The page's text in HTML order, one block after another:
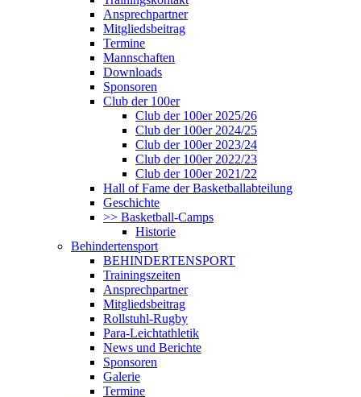
Ansprechpartner
Mitgliedsbeitrag
Termine
Mannschaften
Downloads
Sponsoren
Club der 100er
Club der 100er 2025/26
Club der 100er 2024/25
Club der 100er 2023/24
Club der 100er 2022/23
Club der 100er 2021/22
Hall of Fame der Basketballabteilung
Geschichte
>> Basketball-Camps
Historie
Behindertensport
BEHINDERTENSPORT
Trainingszeiten
Ansprechpartner
Mitgliedsbeitrag
Rollstuhl-Rugby
Para-Leichtathletik
News und Berichte
Sponsoren
Galerie
Termine